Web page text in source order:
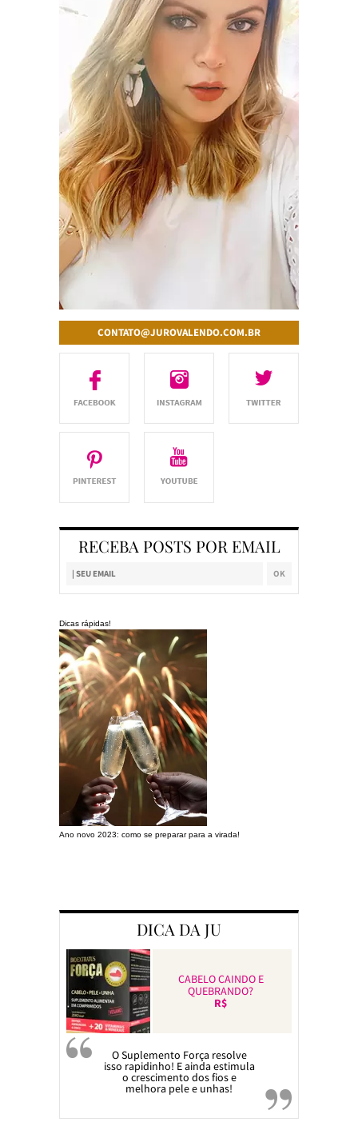
CONTATO@JUROVALENDO.COM.BR
RECEBA POSTS POR EMAIL
Dicas rápidas!
Ano novo 2023: como se preparar para a virada!
DICA DA JU
CABELO CAINDO E
QUEBRANDO?
R$
O Suplemento Força resolve
isso rapidinho! E ainda estimula
o crescimento dos fios e
melhora pele e unhas!